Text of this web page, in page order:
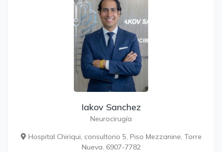
Iakov Sanchez
Neurocirugía
Hospital Chiriqui, consultorio 5, Piso Mezzanine, Torre
Nueva. 6907-7782